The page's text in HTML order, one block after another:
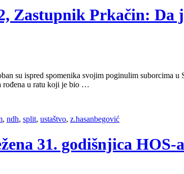
Zastupnik Prkačin: Da
su ispred spomenika svojim poginulim suborcima
rođena u ratu koji je bio …
, ndh, split, ustaštvo, z.hasanbegović
31. godišnjica